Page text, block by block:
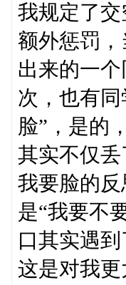
我规定了
额外惩罚
出来的一
次，也有
脸”，是的
其实不仅
我要脸的
是“我要不
口其实遇
这是对我